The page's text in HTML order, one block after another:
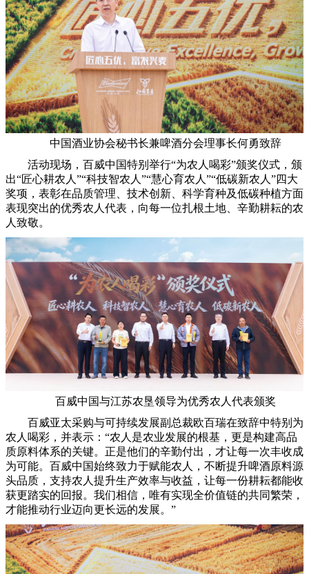
中国酒业协会秘书长兼啤酒分会理事长何勇致辞
活动现场，百威中国特别举行“为农人喝彩”颁奖仪式，颁
出“匠心耕农人”“科技智农人”“慧心育农人”“低碳新农人”四大
奖项，表彰在品质管理、技术创新、科学育种及低碳种植方面
表现突出的优秀农人代表，向每一位扎根土地、辛勤耕耘的农
人致敬。
百威中国与江苏农垦领导为优秀农人代表颁奖
百威亚太采购与可持续发展副总裁欧百瑞在致辞中特别为
农人喝彩，并表示：“农人是农业发展的根基，更是构建高品
质原料体系的关键。正是他们的辛勤付出，才让每一次丰收成
为可能。百威中国始终致力于赋能农人，不断提升啤酒原料源
头品质，支持农人提升生产效率与收益，让每一份耕耘都能收
获更踏实的回报。我们相信，唯有实现全价值链的共同繁荣，
才能推动行业迈向更长远的发展。”